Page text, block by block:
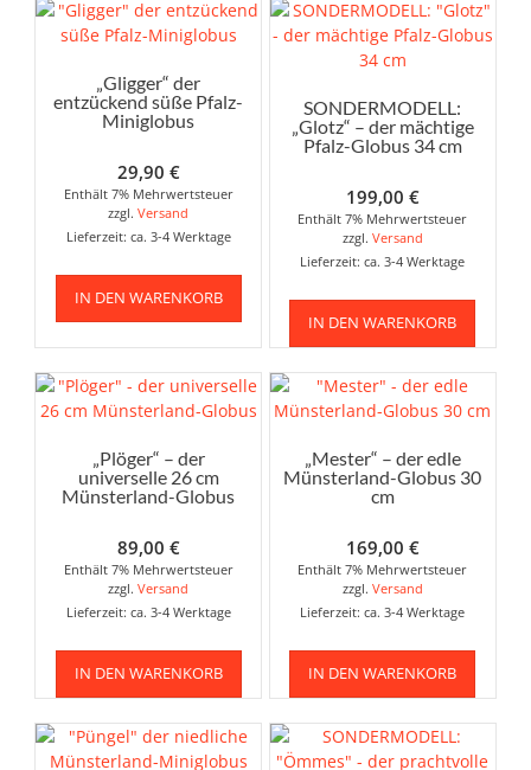
„Gligger“ der
entzückend süße Pfalz-
Miniglobus
29,90 €
Enthält 7% Mehrwertsteuer
zzgl.Versand
Lieferzeit: ca. 3-4 Werktage
IN DEN WARENKORB
SONDERMODELL:
„Glotz“ – der mächtige
Pfalz-Globus 34 cm
199,00 €
Enthält 7% Mehrwertsteuer
zzgl. Versand
Lieferzeit: ca. 3-4 Werktage
IN DEN WARENKORB
„Plöger“ – der
universelle 26 cm
Münsterland-Globus
89,00 €
Enthält 7% Mehrwertsteuer
zzgl.Versand
Lieferzeit: ca. 3-4 Werktage
IN DEN WARENKORB
„Mester“ – der edle
Münsterland-Globus 30
cm
169,00 €
Enthält 7% Mehrwertsteuer
zzgl. Versand
Lieferzeit: ca. 3-4 Werktage
IN DEN WARENKORB